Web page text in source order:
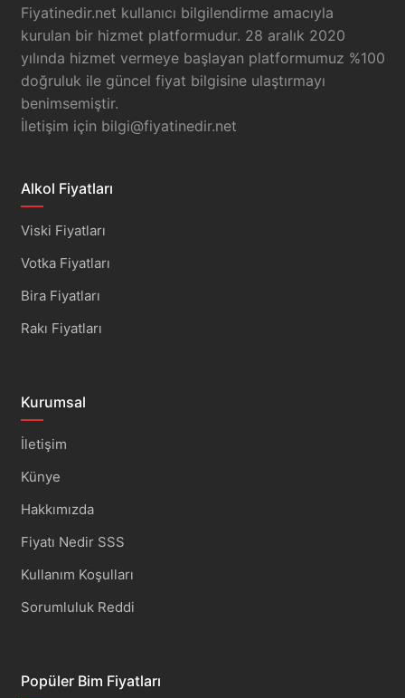
Fiyatinedir.net kullanıcı bilgilendirme amacıyla
kurulan bir hizmet platformudur. 28 aralık 2020
yılında hizmet vermeye başlayan platformumuz %100
doğruluk ile güncel fiyat bilgisine ulaştırmayı
benimsemiştir.
İletişim için bilgi@fiyatinedir.net
Alkol Fiyatları
Viski Fiyatları
Votka Fiyatları
Bira Fiyatları
Rakı Fiyatları
Kurumsal
İletişim
Künye
Hakkımızda
Fiyatı Nedir SSS
Kullanım Koşulları
Sorumluluk Reddi
Popüler Bim Fiyatları